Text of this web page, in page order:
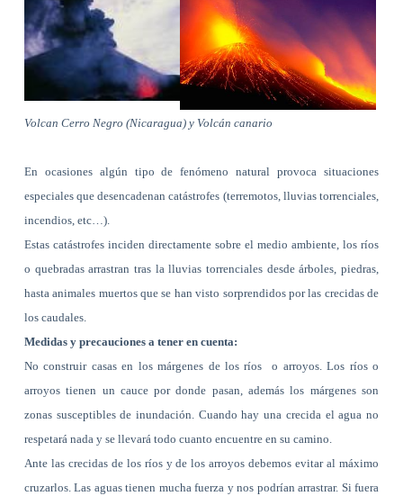
Volcan Cerro Negro (Nicaragua) y Volcán canario
En ocasiones algún tipo de fenómeno natural provoca situaciones
especiales que desencadenan catástrofes (terremotos, lluvias torrenciales,
incendios, etc…).
Estas catástrofes inciden directamente sobre el medio ambiente, los ríos
o quebradas arrastran tras la lluvias torrenciales desde árboles, piedras,
hasta animales muertos que se han visto sorprendidos por las crecidas de
los caudales.
Medidas y precauciones a tener en cuenta:
No construir casas en los márgenes de los ríos
o arroyos. Los ríos o
arroyos tienen un cauce por donde pasan, además los márgenes son
zonas susceptibles de inundación. Cuando hay una crecida el agua no
respetará nada y se llevará todo cuanto encuentre en su camino.
Ante las crecidas de los ríos y de los arroyos debemos evitar al máximo
cruzarlos. Las aguas tienen mucha fuerza y nos podrían arrastrar. Si fuera